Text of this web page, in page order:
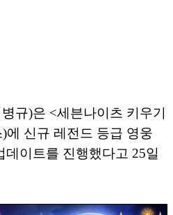
규)은 <세븐나이츠 키우기
에 신규 레전드 등급 영웅
데이트를 진행했다고 25일